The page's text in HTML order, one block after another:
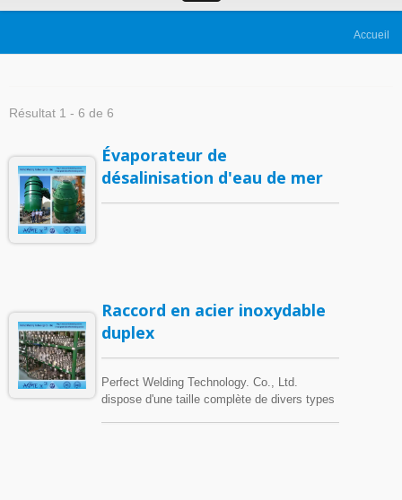
Accueil
Résultat 1 - 6 de 6
Évaporateur de
désalinisation d'eau de mer
Raccord en acier inoxydable
duplex
Perfect Welding Technology. Co., Ltd.
dispose d'une taille complète de divers types